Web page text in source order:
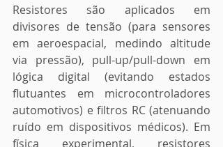
Resistores são aplicados em
divisores de tensão (para sensores
em aeroespacial, medindo altitude
via pressão), pull-up/pull-down em
lógica digital (evitando estados
flutuantes em microcontroladores
automotivos) e filtros RC (atenuando
ruído em dispositivos médicos). Em
física experimental, resistores